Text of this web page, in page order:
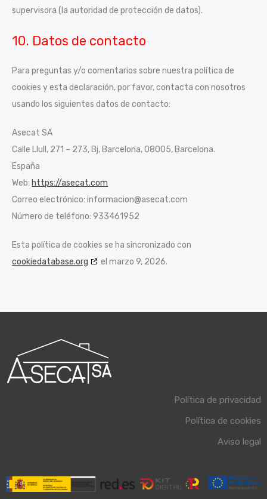
supervisora (la autoridad de protección de datos).
10. Datos de contacto
Para preguntas y/o comentarios sobre nuestra política de
cookies y esta declaración, por favor, contacta con nosotros
usando los siguientes datos de contacto:
Asecat SA
Calle Llull, 271 – 273, Bj, Barcelona, 08005, Barcelona.
España
Web: https://asecat.com
Correo electrónico: informacion@asecat.com
Número de teléfono: 933461952
Esta política de cookies se ha sincronizado con
cookiedatabase.org
el marzo 9, 2026.
Política de privacidad
Política de cookies
Aviso legal